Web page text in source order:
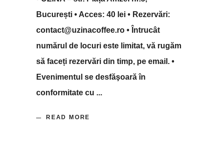
București • Acces: 40 lei • Rezervări:
contact@uzinacoffee.ro • Întrucât
numărul de locuri este limitat, vă rugăm
să faceți rezervări din timp, pe email. •
Evenimentul se desfăşoară în
conformitate cu
READ MORE